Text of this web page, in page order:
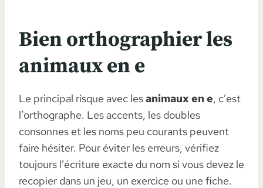
Bien orthographier les
animaux en e
Le principal risque avec lesanimaux en e, c’est
l’orthographe. Les accents, les doubles
consonnes et les noms peu courants peuvent
faire hésiter. Pour éviter les erreurs, vérifiez
toujours l’écriture exacte du nom si vous devez le
recopier dans un jeu, un exercice ou une fiche.